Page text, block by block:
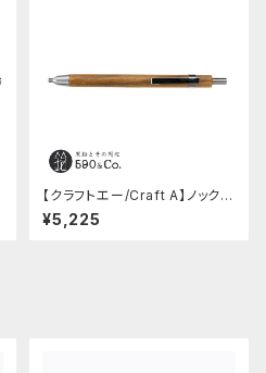
【クラフトエー/Craft A】ノック消
しゴム (桜）
¥5,225